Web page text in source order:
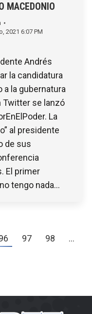
MACEDONIO
2021 6:07 PM
Andrés
la candidatura
a la gubernatura
Twitter se lanzó
La
al presidente
de sus
El primer
tengo nada…
97 98
…